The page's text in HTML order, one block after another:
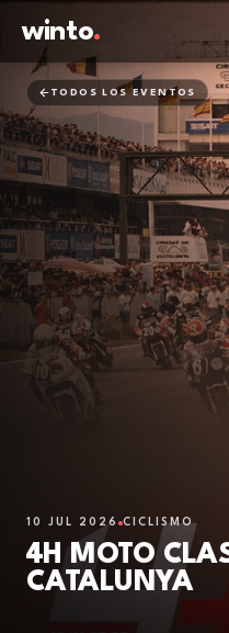
winto.
TODOS LOS EVENTOS
10 JUL 2026 CICLISMO
4H MOTO
CATALUNYA